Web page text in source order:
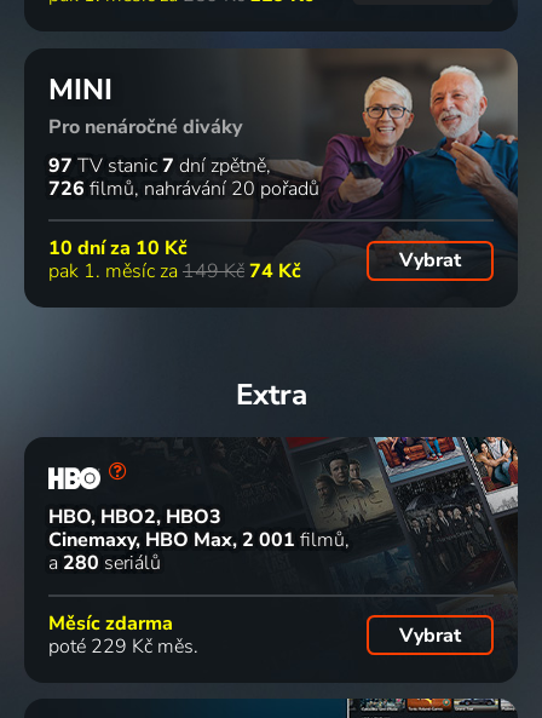
MINI
Pro nenáročné diváky
97 TV stanic7 dní zpětně
726 filmů nahrávání 20 pořadů
10 dní za 10 Kč
pak 1. měsíc za 149 Kč74 Kč Vybrat
Extra
HBO, HBO2, HBO3
Cinemaxy, HBO Max 2 001 filmů
a 280 seriálů
Měsíc zdarma
poté 229 Kč měs.
Vybrat